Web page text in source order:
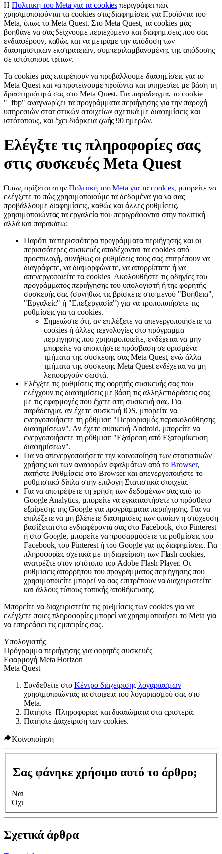
Η Πολιτική του Meta για τα cookies περιγράφει πώς
χρησιμοποιούνται τα cookies στις διαφημίσεις για Προϊόντα του
Meta, όπως το Meta Quest. Στο Meta Quest, τα cookies μάς
βοηθάνε να σας δείχνουμε περιεχόμενο και διαφημίσεις που σας
ενδιαφέρουν, καθώς και να μετράμε την απόδοση των
διαφημιστικών εκστρατειών, συμπεριλαμβανομένης της απόδοσης
σε ιστότοπους τρίτων.
Τα cookies μάς επιτρέπουν να προβάλλουμε διαφημίσεις για το
Meta Quest και να προτείνουμε προϊόντα και υπηρεσίες με βάση τη
δραστηριότητά σας στο Meta Quest. Για παράδειγμα, το cookie
"_fbp" αναγνωρίζει τα προγράμματα περιήγησης για την παροχή
υπηρεσιών στατιστικών στοιχείων σχετικά με διαφημίσεις και
ιστότοπους, και έχει διάρκεια ζωής 90 ημερών.
Ελέγξτε τις πληροφορίες σας
στις συσκευές Meta Quest
Όπως ορίζεται στην Πολιτική του Meta για τα cookies, μπορείτε να
ελέγξετε το πώς χρησιμοποιούμε τα δεδομένα για να σας
προβάλλουμε διαφημίσεις, καθώς και άλλες ρυθμίσεις,
χρησιμοποιώντας τα εργαλεία που περιγράφονται στην πολιτική
αλλά και παρακάτω:
Παρότι τα περισσότερα προγράμματα περιήγησης και οι
περισσότερες συσκευές αποδέχονται τα cookies από
προεπιλογή, συνήθως οι ρυθμίσεις τους σας επιτρέπουν να
διαγράφετε, να διαμορφώνετε, να απορρίπτετε ή να
απενεργοποιείτε τα cookies. Ακολουθήστε τις οδηγίες του
προγράμματος περιήγησης του υπολογιστή ή της φορητής
συσκευής σας (συνήθως τις βρίσκετε στο μενού "Βοήθεια",
"Εργαλεία" ή "Επεξεργασία") για να τροποποιήσετε τις
ρυθμίσεις για τα cookies.
Σημειώστε ότι, αν επιλέξετε να απενεργοποιήσετε τα
cookies ή άλλες τεχνολογίες στο πρόγραμμα
περιήγησης που χρησιμοποιείτε, ενδέχεται να μην
μπορείτε να αποκτήσετε πρόσβαση σε ορισμένα
τμήματα της συσκευής σας Meta Quest, ενώ άλλα
τμήματα της συσκευής Meta Quest ενδέχεται να μη
λειτουργούν σωστά.
Ελέγξτε τις ρυθμίσεις της φορητής συσκευής σας που
ελέγχουν τις διαφημίσεις με βάση τις αλληλεπιδράσεις σας
με τις εφαρμογές που έχετε στη συσκευή σας. Για
παράδειγμα, αν έχετε συσκευή iOS, μπορείτε να
ενεργοποιήσετε τη ρύθμιση "Περιορισμός παρακολούθησης
διαφημίσεων". Αν έχετε συσκευή Android, μπορείτε να
ενεργοποιήσετε τη ρύθμιση "Εξαίρεση από Εξατομίκευση
διαφημίσεων".
Για να απενεργοποιήσετε την κοινοποίηση των στατιστικών
χρήσης και των αναφορών σφαλμάτων από το Browser,
πατήστε Ρυθμίσεις στο Browser και απενεργοποιήστε το
ρυθμιστικό δίπλα στην επιλογή Στατιστικά στοιχεία.
Για να αποτρέψετε τη χρήση των δεδομένων σας από το
Google Analytics, μπορείτε να εγκαταστήσετε το πρόσθετο
εξαίρεσης της Google για προγράμματα περιήγησης. Για να
επιλέξετε να μη βλέπετε διαφημίσεις των οποίων η στόχευση
βασίζεται στα ενδιαφέροντά σας στο Facebook, στο Pinterest
ή στο Google, μπορείτε να προσαρμόσετε τις ρυθμίσεις του
Facebook, του Pinterest ή του Google για τις διαφημίσεις. Για
πληροφορίες σχετικά με τη διαχείριση των Flash cookies,
ανατρέξτε στον ιστότοπο του Adobe Flash Player. Οι
ρυθμίσεις απορρήτου του προγράμματος περιήγησης που
χρησιμοποιείτε μπορεί να σας επιτρέπουν να διαχειριστείτε
και άλλους τύπους τοπικής αποθήκευσης.
Μπορείτε να διαχειριστείτε τις ρυθμίσεις των cookies για να
ελέγξετε ποιες πληροφορίες μπορεί να χρησιμοποιήσει το Meta για
να επηρεάσει τις εμπειρίες σας.
Υπολογιστής
Πρόγραμμα περιήγησης για φορητές συσκευές
Εφαρμογή Meta Horizon
Meta Quest
Συνδεθείτε στο Κέντρο διαχείρισης λογαριασμών
χρησιμοποιώντας τα στοιχεία του λογαριασμού σας στο
Meta.
Πατήστε Πληροφορίες και δικαιώματα στα αριστερά.
Πατήστε Διαχείριση των cookies.
Κοινοποίηση
Σας φάνηκε χρήσιμο αυτό το άρθρο;
Ναι
Όχι
Σχετικά άρθρα